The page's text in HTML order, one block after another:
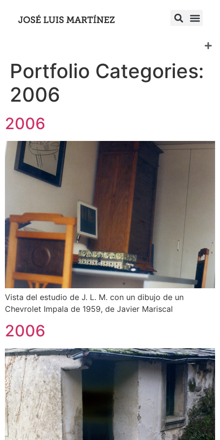
Portfolio Categories:
2006
2006
Vista del estudio de J. L. M. con un dibujo de un
Chevrolet Impala de 1959, de Javier Mariscal
2006